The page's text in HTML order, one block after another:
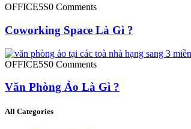
OFFICE5S0 Comments
Coworking Space Là Gì ?
OFFICE5S0 Comments
Văn Phòng Ảo Là Gì ?
All Categories